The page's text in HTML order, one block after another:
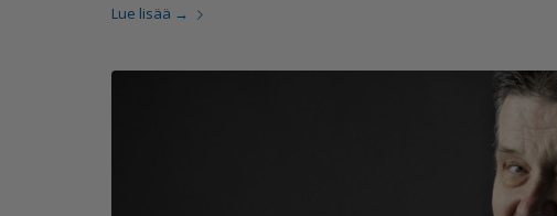
Lue lisää →